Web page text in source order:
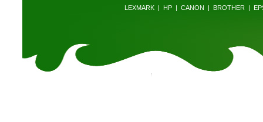
LEXMARK| HP| CANON | BROTHER|